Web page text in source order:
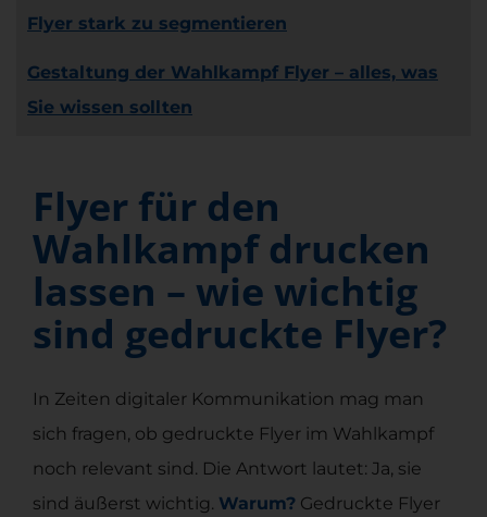
Flyer stark zu segmentieren
Gestaltung der Wahlkampf Flyer – alles, was
Sie wissen sollten
Flyer für den
Wahlkampf drucken
lassen – wie wichtig
sind gedruckte Flyer?
In Zeiten digitaler Kommunikation mag man
sich fragen, ob gedruckte Flyer im Wahlkampf
noch relevant sind. Die Antwort lautet: Ja, sie
sind äußerst wichtig. Warum? Gedruckte Flyer